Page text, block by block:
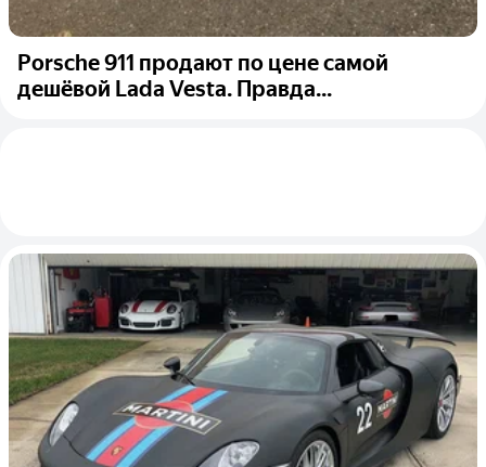
Porsche 911 продают по цене самой
дешёвой Lada Vesta. Правда...